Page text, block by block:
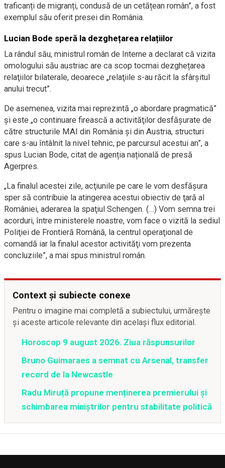
traficanți de migranți, condusă de un cetățean român”, a fost
exemplul său oferit presei din România.
Lucian Bode speră la dezghețarea relațiilor
La rândul său, ministrul român de Interne a declarat că vizita
omologului său austriac are ca scop tocmai dezghețarea
relaţiilor bilaterale, deoarece „relaţiile s-au răcit la sfârşitul
anului trecut”.
De asemenea, vizita mai reprezintă „o abordare pragmatică”
și este „o continuare firească a activităţilor desfăşurate de
către structurile MAI din România şi din Austria, structuri
care s-au întâlnit la nivel tehnic, pe parcursul acestui an”, a
spus Lucian Bode, citat de agenția națională de presă
Agerpres.
„La finalul acestei zile, acţiunile pe care le vom desfăşura
sper să contribuie la atingerea acestui obiectiv de ţară al
României, aderarea la spaţiul Schengen. (…) Vom semna trei
acorduri, între ministerele noastre, vom face o vizită la sediul
Poliţiei de Frontieră Română, la centrul operaţional de
comandă iar la finalul acestor activităţi vom prezenta
concluziile”, a mai spus ministrul român.
Context și subiecte conexe
Pentru o imagine mai completă a subiectului, urmărește
și aceste articole relevante din același flux editorial.
Horoscop 9 august 2026. Ziua răspunsurilor
Bruno Guimaraes a semnat cu Arsenal, transfer
record de la Newcastle
Radu Miruță propune menținerea premierului și
schimbarea miniștrilor pentru stabilitate politică